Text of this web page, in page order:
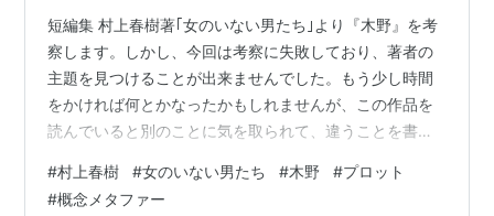
短編集 村上春樹著｢女のいない男たち｣より『木野』を考
察します。しかし、今回は考察に失敗しており、著者の
主題を見つけることが出来ませんでした。もう少し時間
をかければ何とかなったかもしれませんが、この作品を
読んでいると別のことに気を取られて、違うことを書き
い男たち (文春文庫) 作者:村上春樹 文藝春秋 Amazon
#村上春樹 #女のいない男たち #木野 #プロット
#概念メタファー